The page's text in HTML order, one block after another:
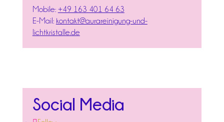
Mobile: +49 163 401 64 63
E-Mail: kontakt@aurareinigung-und-
lichtkristalle.de
Social Media